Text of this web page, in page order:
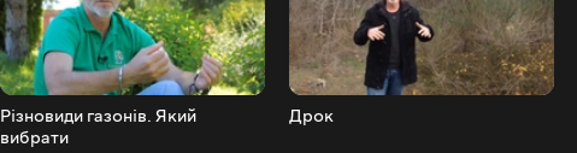
Різновиди газонів. Який
вибрати
Дрок